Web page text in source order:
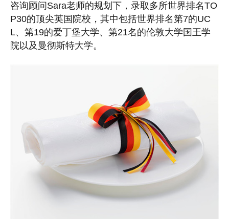
咨询顾问Sara老师的规划下，录取多所世界排名TO
P30的顶尖英国院校，其中包括世界排名第7的UC
L、第19的爱丁堡大学、第21名的伦敦大学国王学
院以及曼彻斯特大学。